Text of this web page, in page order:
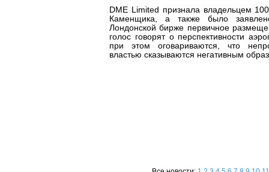
DME Limited признала владельцем
Каменщика, а также было
Лондонской бирже первичное
голос говорят о перспективности
при этом оговариваются, что
властью сказываются негативным